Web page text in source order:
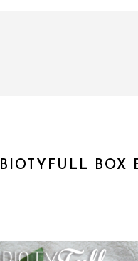
BIOTYFULL BOX